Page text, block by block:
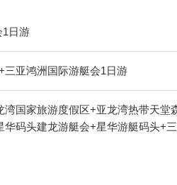
1日游
三亚鸿洲国际游艇会1日游
湾国家旅游度假区+亚龙湾热带天
码头建龙游艇会+星华游艇码头+